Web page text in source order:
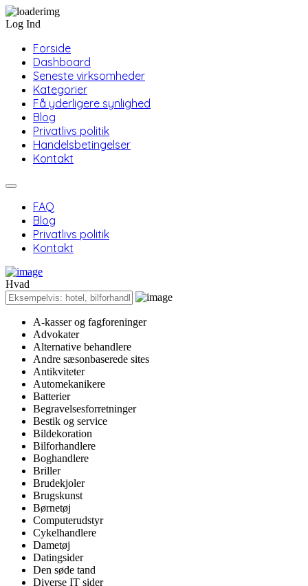
Log Ind
Forside
Dashboard
Seneste virksomheder
Kategorier
Få yderligere synlighed
Blog
Privatlivs politik
Handelsbetingelser
Kontakt
FAQ
Blog
Privatlivs politik
Kontakt
Hvad
A-kasser og fagforeninger
Advokater
Alternative behandlere
Andre sæsonbaserede sites
Antikviteter
Automekanikere
Batterier
Begravelsesforretninger
Bestik og service
Bildekoration
Bilforhandlere
Boghandlere
Briller
Brudekjoler
Brugskunst
Børnetøj
Computerudstyr
Cykelhandlere
Dametøj
Datingsider
Den søde tand
Diverse IT sider